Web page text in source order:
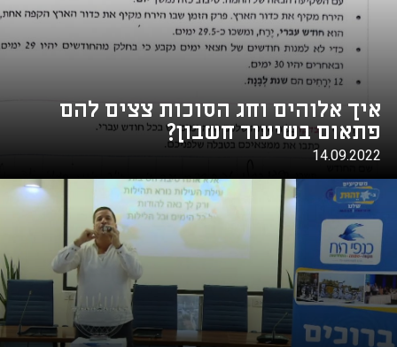
איך אלוהים וחג הסוכות צצים להם
פתאום בשיעור חשבון?
14.09.2022